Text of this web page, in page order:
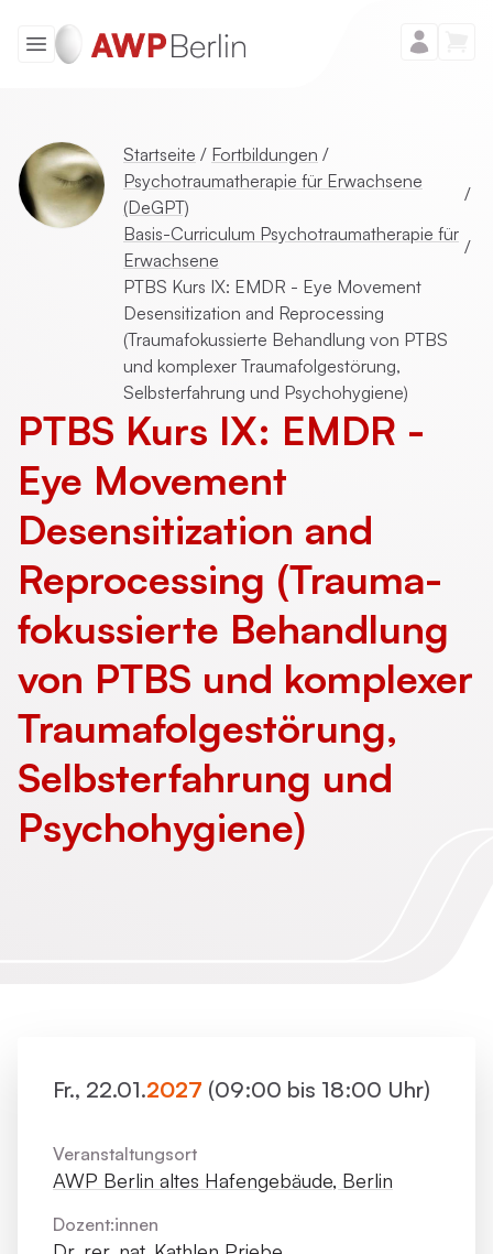
Startseite / Fortbildungen /
Psychotraumatherapie für Erwachsene
(DeGPT)
/
Basis-Curriculum Psychotraumatherapie für
Erwachsene
/
PTBS Kurs IX: EMDR - Eye Movement
Desensitization and Reprocessing
(Traumafokussierte Behandlung von PTBS
und komplexer Traumafolgestörung,
Selbsterfahrung und Psychohygiene)
PTBS Kurs IX: EMDR -
Eye Movement
Desensitization and
Reprocessing (Trauma­
fokussierte Behandlung
von PTBS und komplexer
Trauma­folge­störung,
Selbst­erfahrung und
Psychohygiene)
Fr., 22.01.2027 (09:00 bis 18:00 Uhr)
Veranstaltungsort
AWP Berlin altes Hafengebäude, Berlin
Dozent:innen